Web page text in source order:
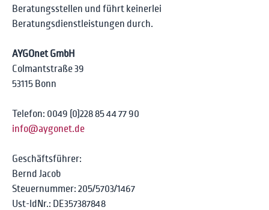
Beratungsstellen und führt keinerlei
Beratungsdienstleistungen durch.
AYGOnet GmbH
Colmantstraße 39
53115 Bonn
Telefon: 0049 (0)228 85 44 77 90
info@aygonet.de
Geschäftsführer:
Bernd Jacob
Steuernummer: 205/5703/1467
Ust-IdNr.: DE357387848